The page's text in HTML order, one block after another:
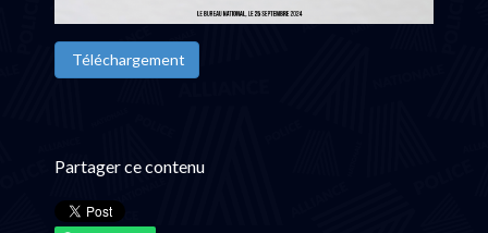
Téléchargement
Partager ce contenu